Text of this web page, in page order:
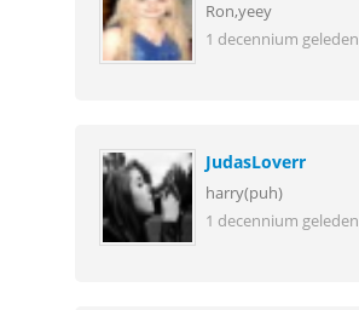
Ron,yeey
1 decennium geleden
JudasLoverr
harry(puh)
1 decennium geleden